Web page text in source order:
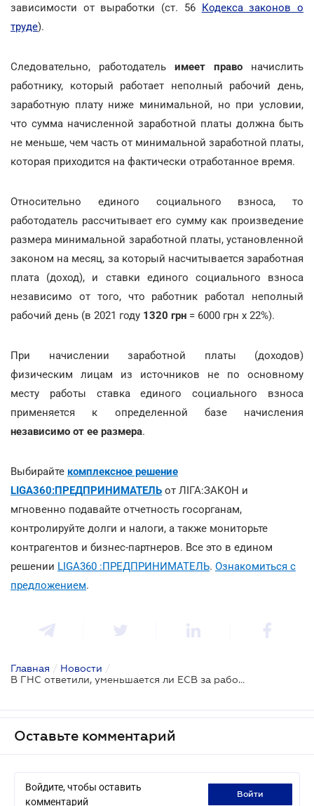
зависимости от выработки (ст. 56 Кодекса законов о
труде).
Следовательно, работодатель имеет право начислить
работнику, который работает неполный рабочий день,
заработную плату ниже минимальной, но при условии,
что сумма начисленной заработной платы должна быть
не меньше, чем часть от минимальной заработной платы,
которая приходится на фактически отработанное время.
Относительно единого социального взноса, то
работодатель рассчитывает его сумму как произведение
размера минимальной заработной платы, установленной
законом на месяц, за который насчитывается заработная
плата (доход), и ставки единого социального взноса
независимо от того, что работник работал неполный
рабочий день (в 2021 году 1320 грн = 6000 грн х 22%).
При начислении заработной платы (доходов)
физическим лицам из источников не по основному
месту работы ставка единого социального взноса
применяется к определенной базе начисления
независимо от ее размера.
Выбирайте комплексное решение
LIGA360:ПРЕДПРИНИМАТЕЛЬ от ЛІГА:ЗАКОН и
мгновенно подавайте отчетность госорганам,
контролируйте долги и налоги, а также мониторьте
контрагентов и бизнес-партнеров. Все это в едином
решении LIGA360 :ПРЕДПРИНИМАТЕЛЬ. Ознакомиться с
предложением.
Главная / Новости /
В ГНС ответили, уменьшается ли ЕСВ за работника, работающего неполный рабочий день
Оставьте комментарий
Войдите, чтобы оставить
комментарий
войти